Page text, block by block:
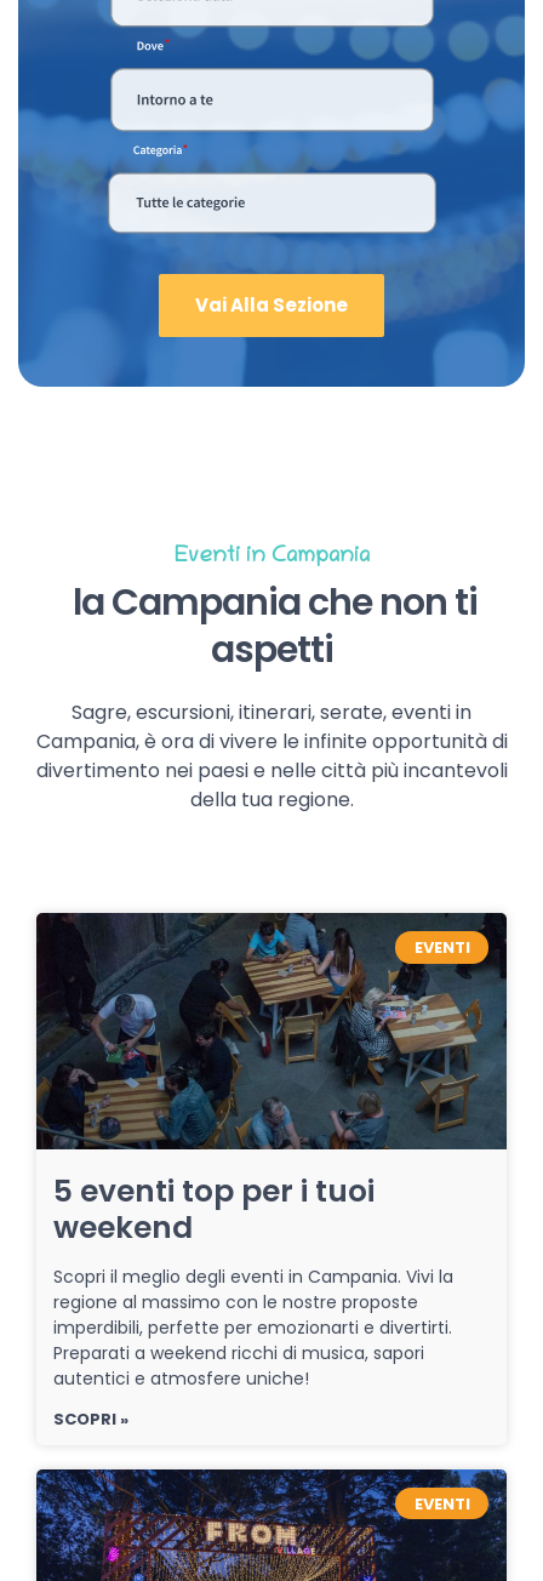
Vai Alla Sezione
Eventi in Campania
la Campania che non ti
aspetti
Sagre, escursioni, itinerari, serate, eventi in
Campania, è ora di vivere le infinite opportunità di
divertimento nei paesi e nelle città più incantevoli
della tua regione.
EVENTI
5 eventi top per i tuoi
weekend
Scopri il meglio degli eventi in Campania. Vivi la
regione al massimo con le nostre proposte
imperdibili, perfette per emozionarti e divertirti.
Preparati a weekend ricchi di musica, sapori
autentici e atmosfere uniche!
SCOPRI »
EVENTI